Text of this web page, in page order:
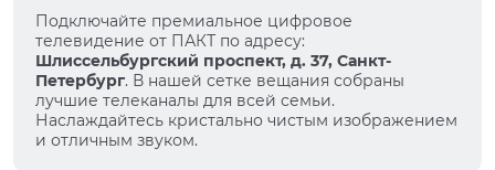
Подключайте премиальное цифровое
телевидение от ПАКТ по адресу:
Шлиссельбургский проспект, д. 37, Санкт-
Петербург. В нашей сетке вещания собраны
лучшие телеканалы для всей семьи.
Наслаждайтесь кристально чистым изображением
и отличным звуком.